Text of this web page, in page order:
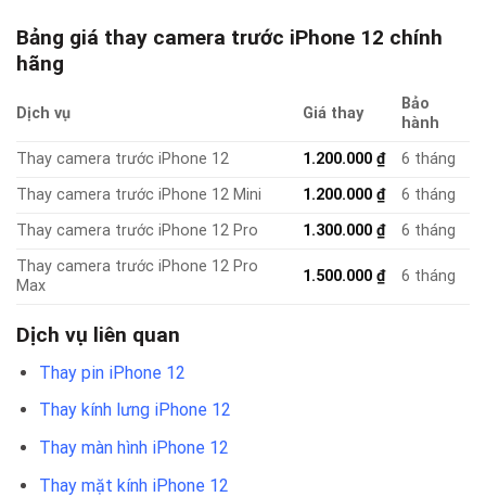
Bảng giá thay camera trước iPhone 12 chính
hãng
Dịch vụ Giá thay
Bảo
hành
Thay camera trước iPhone 12
1.200.000₫
6 tháng
Thay camera trước iPhone 12 Mini
1.200.000₫
6 tháng
Thay camera trước iPhone 12 Pro
1.300.000₫
6 tháng
Thay camera trước iPhone 12 Pro
Max
1.500.000₫ 6 tháng
Dịch vụ liên quan
Thay pin iPhone 12
Thay kính lưng iPhone 12
Thay màn hình iPhone 12
Thay mặt kính iPhone 12